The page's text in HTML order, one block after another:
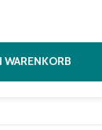
WARENKORB